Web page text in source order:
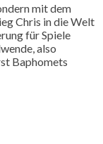
mit dem
Chris in die Welt
für Spiele
also
Baphomets